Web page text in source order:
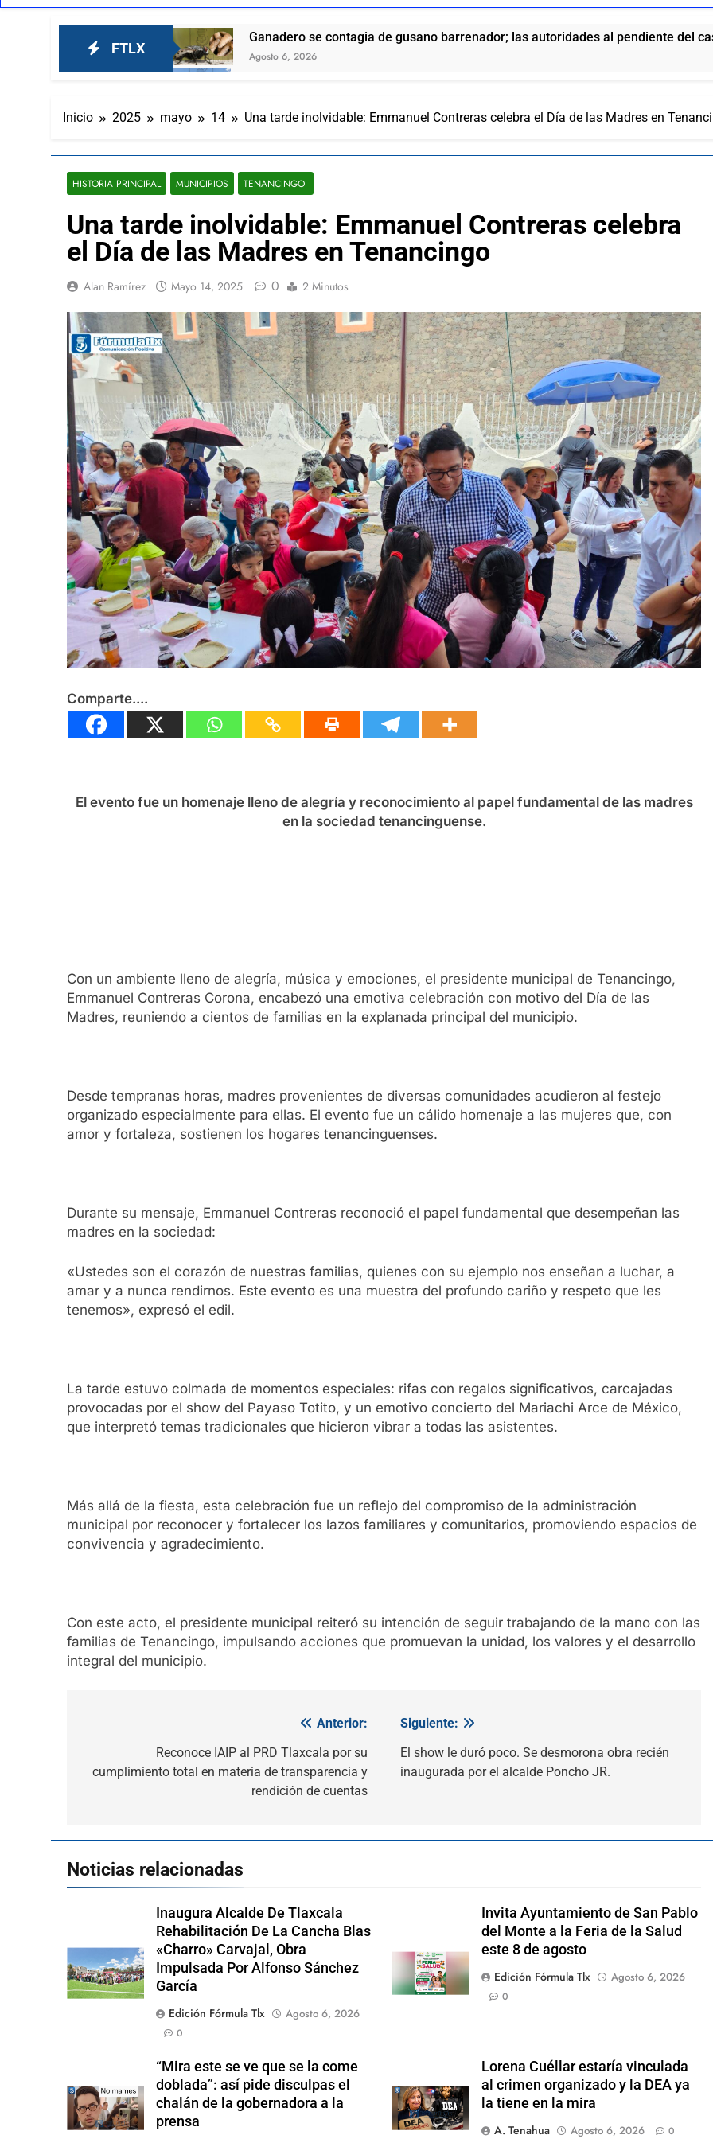
FTLX
Ganadero se contagia de gusano barrenador; las autoridades al pendiente del
Agosto 6, 2026
Inaugura Alcalde De Tlaxcala Rehabilitación De La Cancha Blas «Charro»
Agosto 6, 2026
El respaldo ciudadano fortalece a Ana Lilia Rivera frente a la guerra sucia
Agosto 6, 2026
Agosto 6, 2026
“Mira este se ve que se la come doblada”: así pide disculpas el chalán de la
Lorena Cuéllar estaría vinculada al crimen organizado y la DEA ya la tiene en la
Nuevamente Coca-Cola anuncia el aumento a sus productos en México
Agosto 6, 2026
César Gastélum es asesinado durante una transmisión en vido en Sinaloa
Agosto 6, 2026
En Tailandia un futbolista muere tras ser alcanzado por un rayo durante un
Agosto 6, 2026
Inicio 2025 mayo 14 Una tarde inolvidable: Emmanuel Contreras celebra el Día de las Madres en
HISTORIA PRINCIPAL MUNICIPIOS TENANCINGO
Una tarde inolvidable: Emmanuel Contreras celebra
el Día de las Madres en Tenancingo
Alan Ramírez Mayo 14, 2025 0 2 Minutos
Comparte....
El evento fue un homenaje lleno de alegría y reconocimiento al papel fundamental de las madres
en la sociedad tenancinguense.
Con un ambiente lleno de alegría, música y emociones, el presidente municipal de Tenancingo,
Emmanuel Contreras Corona, encabezó una emotiva celebración con motivo del Día de las
Madres, reuniendo a cientos de familias en la explanada principal del municipio.
Desde tempranas horas, madres provenientes de diversas comunidades acudieron al festejo
organizado especialmente para ellas. El evento fue un cálido homenaje a las mujeres que, con
amor y fortaleza, sostienen los hogares tenancinguenses.
Durante su mensaje, Emmanuel Contreras reconoció el papel fundamental que desempeñan las
madres en la sociedad:
«Ustedes son el corazón de nuestras familias, quienes con su ejemplo nos enseñan a luchar, a
amar y a nunca rendirnos. Este evento es una muestra del profundo cariño y respeto que les
tenemos», expresó el edil.
La tarde estuvo colmada de momentos especiales: rifas con regalos significativos, carcajadas
provocadas por el show del Payaso Totito, y un emotivo concierto del Mariachi Arce de México,
que interpretó temas tradicionales que hicieron vibrar a todas las asistentes.
Más allá de la fiesta, esta celebración fue un reflejo del compromiso de la administración
municipal por reconocer y fortalecer los lazos familiares y comunitarios, promoviendo espacios de
convivencia y agradecimiento.
Con este acto, el presidente municipal reiteró su intención de seguir trabajando de la mano con las
familias de Tenancingo, impulsando acciones que promuevan la unidad, los valores y el desarrollo
integral del municipio.
entradas
Anterior:
Reconoce IAIP al PRD Tlaxcala por su
cumplimiento total en materia de transparencia y
rendición de cuentas
Siguiente:
El show le duró poco. Se desmorona obra recién
inaugurada por el alcalde Poncho JR.
Noticias relacionadas
Inaugura Alcalde De Tlaxcala
Rehabilitación De La Cancha Blas
«Charro» Carvajal, Obra
Impulsada Por Alfonso Sánchez
García
Edición Fórmula Tlx
Agosto 6, 2026
0
Invita Ayuntamiento de San Pablo
del Monte a la Feria de la Salud
este 8 de agosto
Edición Fórmula Tlx
Agosto 6, 2026
0
“Mira este se ve que se la come
doblada”: así pide disculpas el
chalán de la gobernadora a la
prensa
Lorena Cuéllar estaría vinculada
al crimen organizado y la DEA ya
la tiene en la mira
A. Tenahua
Agosto 6, 2026 0